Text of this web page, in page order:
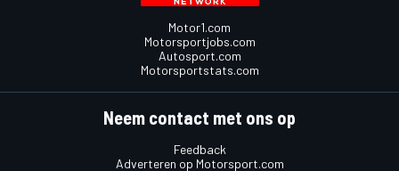
Motor1.com
Motorsportjobs.com
Autosport.com
Motorsportstats.com
Neem contact met ons op
Feedback
Adverteren op Motorsport.com